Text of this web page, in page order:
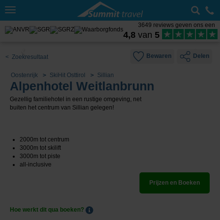
Toggle
3649 reviews geven ons een
4,8 van 5
< Zoekresultaat Bewaren Delen
Oostenrijk SkiHit Osttirol Sillian
Alpenhotel Weitlanbrunn
Gezellig familiehotel in een rustige omgeving, net
buiten het centrum van Sillian gelegen!
2000m tot centrum
3000m tot skilift
3000m tot piste
all-inclusive
Prijzen en Boeken
Hoe werkt dit qua boeken?